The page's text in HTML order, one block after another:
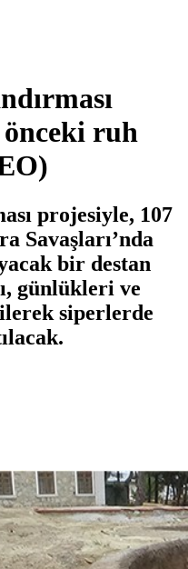
önceki ruh
projesiyle, 107
Savaşları’nda
bir destan
günlükleri ve
siperlerde